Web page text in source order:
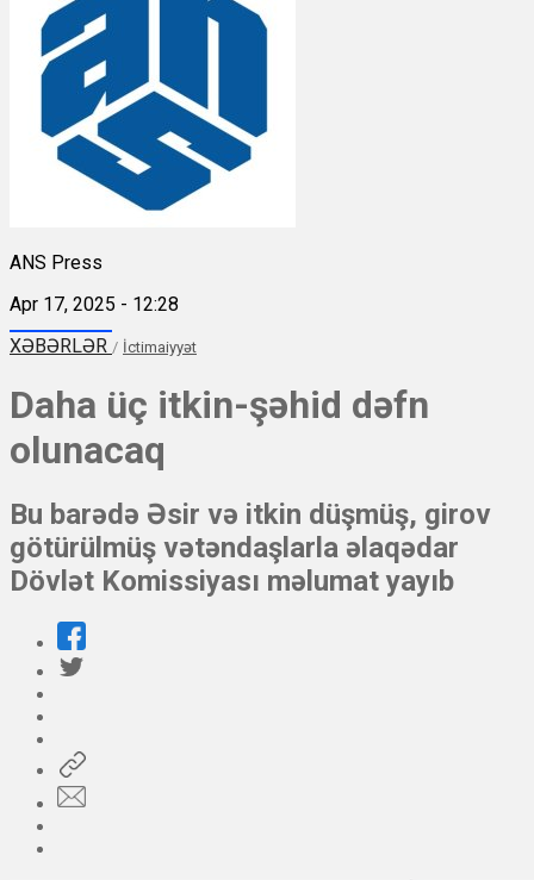
ANS Press
Apr 17, 2025 - 12:28
XƏBƏRLƏR / İctimaiyyət
Daha üç itkin-şəhid dəfn
olunacaq
Bu barədə Əsir və itkin düşmüş, girov
götürülmüş vətəndaşlarla əlaqədar
Dövlət Komissiyası məlumat yayıb